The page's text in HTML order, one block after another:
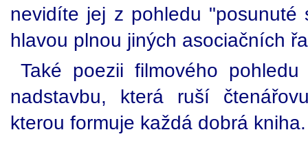
nevidíte jej z pohledu "posunuté
hlavou plnou jiných asociačních
Také poezii filmového
nadstavbu, která ruší
kterou formuje každá dobrá kniha.